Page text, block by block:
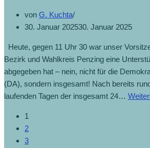
von G. Kuchta
30. Januar 202530. Januar 2025
Heute, gegen 11 Uhr 30 war unser
Bezirk und Wahlkreis Penzing eine
abgegeben hat – nein, nicht für die
(DA), sondern insgesamt! Nach bereits
laufenden Tagen der insgesamt 24…
1
2
3